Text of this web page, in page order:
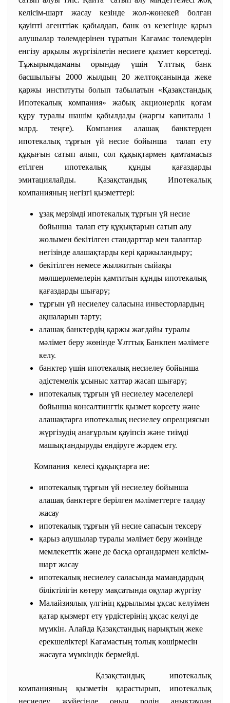
келісім-шарт жасау кезінде жол-жөнекей болған
қауіпті агенттіәк қабылдап, банк өз кезегінде қарыз
алушылар төлемдерінен тұратын Кагамас төлемдерін
енгізу арқылы жүргізілетін несиеге қызмет көрсетеді.
Тұжырымдаманы орындау үшін Ұлттық банк
басшылығы 2000 жылдың 20 желтоқсанында жеке
қаржы институты болып табылатын «Қазақстандық
Ипотекалық компания» жабық акционерлік қоғам
құру туралы шашім қабылдады (жарғы капиталы 1
млрд. теңге). Компания алашақ банктерден
ипотекалық тұрғын үй несие бойынша талап ету
құқығын сатып алып, сол құқықтармен қамтамасыз
етілген ипотекалық құнды қағаздарды
эмитациялайды. Қазақстандық Ипотекалық
компанияның негізгі қызметтері:
ұзақ мерзімді ипотекалық тұрғын үй несие
бойынша талап ету құқықтарын сатып алу
жолымен бекітілген стандарттар мен талаптар
негізінде алашақтарды кері қаржыландыру;
бекітілген немесе жылжитын сыйақы
мөлшерлемелерін қамтитын құнды ипотекалық
қағаздарды шығару;
тұрғын үй несиелеу саласына инвесторлардың
ақшаларын тарту;
алашақ банктердің қаржы жағдайы туралы
мәлімет беру жөнінде Ұлттық Банкпен мәлімеге
келу.
банктер үшін ипотекалық несиелеу бойынша
әдістемелік ұсыныс хаттар жасап шығару;
ипотекалық тұрғын үй несиелеу мәселелері
бойынша консалтингтік қызмет көрсету және
алашақтарға ипотекалық несиелеу опреациясын
жүргізудің анағұрлым қауіпсіз және тиімді
машықтандыруды ендіруге жәрдем ету.
Компания келесі құқықтарға ие:
ипотекалық тұрғын үй несиелеу бойынша
алашақ банктерге берілген мәліметтерге талдау
жасау
ипотекалық тұрғын үй несие сапасын тексеру
қарыз алушылар туралы мәлімет беру жөнінде
мемлекеттік және де басқа органдармен келісім-
шарт жасау
ипотекалық несиелеу саласында мамандардың
біліктілігін көтеру мақсатында оқулар жүргізу
Малайзиялық үлгінің құрылымы ұқсас келуімен
қатар қызмерт ету үрдістерінің ұқсас келуі де
мүмкін. Алайда Қазақстандық нарықтың жеке
ерекшеліктері Кагамастың толық көшірмесін
жасауға мүмкіндік бермейді.
Қазақстандық ипотекалық
компанияның қызметін қарастырып, ипотекалық
несиелеу жүйесінде оның ролін анықтаудан